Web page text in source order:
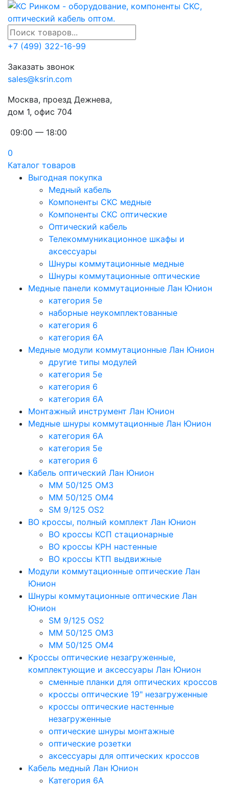
+7 (499) 322-16-99
Заказать звонок
sales@ksrin.com
Москва, проезд Дежнева,
дом 1, офис 704
09:00 — 18:00
0
Каталог товаров
Выгодная покупка
Медный кабель
Компоненты СКС медные
Компоненты СКС оптические
Оптический кабель
Телекоммуникационное шкафы и
аксессуары
Шнуры коммутационные медные
Шнуры коммутационные оптические
Медные панели коммутационные Лан Юнион
категория 5e
наборные неукомплектованные
категория 6
категория 6A
Медные модули коммутационные Лан Юнион
другие типы модулей
категория 5е
категория 6
категория 6A
Монтажный инструмент Лан Юнион
Медные шнуры коммутационные Лан Юнион
категория 6A
категория 5e
категория 6
Кабель оптический Лан Юнион
MM 50/125 OM3
MM 50/125 OM4
SM 9/125 OS2
ВО кроссы, полный комплект Лан Юнион
ВО кроссы КСП стационарные
ВО кроссы КРН настенные
ВО кроссы КТП выдвижные
Модули коммутационные оптические Лан
Юнион
Шнуры коммутационные оптические Лан
Юнион
SM 9/125 OS2
MM 50/125 OM3
MM 50/125 OM4
Кроссы оптические незагруженные,
комплектующие и аксессуары Лан Юнион
сменные планки для оптических кроссов
кроссы оптические 19" незагруженные
кроссы оптические настенные
незагруженные
оптические шнуры монтажные
оптические розетки
аксессуары для оптических кроссов
Кабель медный Лан Юнион
Категория 6A